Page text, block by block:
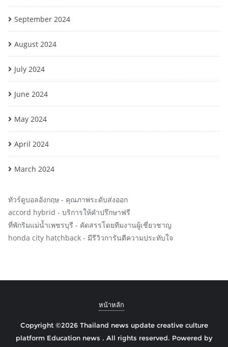
September 2024
August 2024
July 2024
June 2024
May 2024
April 2024
March 2024
ทัวร์ดูบอลอังกฤษ - คุณภาพระดับส่งออก
accord hybrid - บริการให้คำปรึกษาฟรี
ที่พักริมแม่น้ำเพชรบุรี - คัดสรรโดยทีมงานผู้เชี่ยวชาญ
honda city hatchback - มีรีวิวการันตีความประทับใจ
หน้าหลัก
Copyright ©2026 Thailand news update creative culture
platform Education news . All rights reserved. Powered by